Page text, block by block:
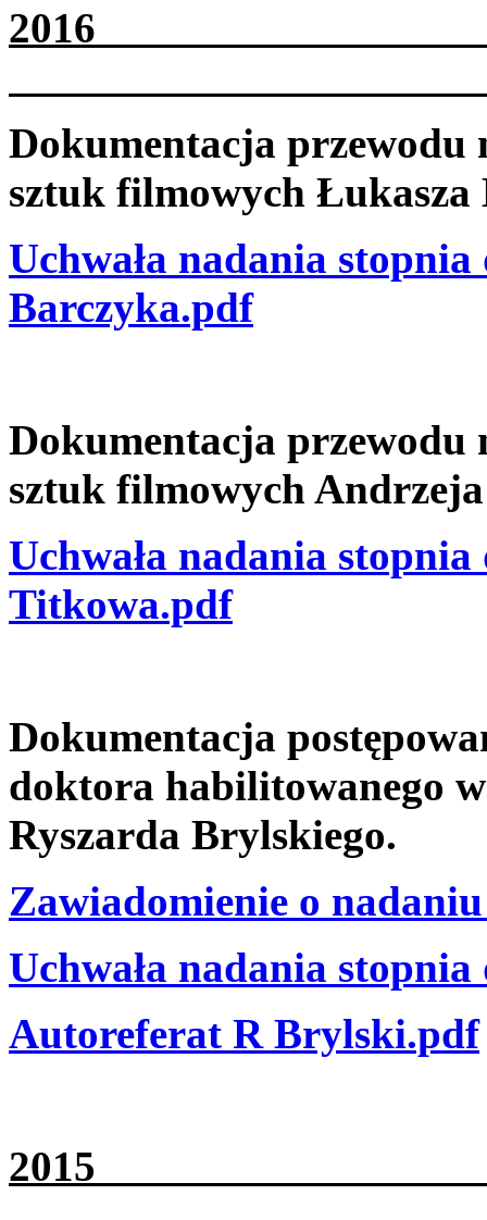
Dokumentacja przewodu
sztuk filmowych Łukasza
Uchwała nadania
Barczyka.pdf
Dokumentacja przewodu
sztuk filmowych
Uchwała nadania
Titkowa.pdf
Dokumentacja
doktora habilitowanego
Ryszarda Brylskiego.
Zawiadomienie o
Uchwała nadania
Autoreferat R Brylski.pdf